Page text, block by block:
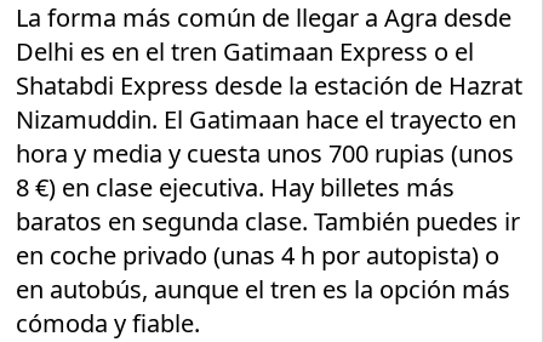
La forma más común de llegar a Agra desde
Delhi es en el tren Gatimaan Express o el
Shatabdi Express desde la estación de Hazrat
Nizamuddin. El Gatimaan hace el trayecto en
hora y media y cuesta unos 700 rupias (unos
8 €) en clase ejecutiva. Hay billetes más
baratos en segunda clase. También puedes ir
en coche privado (unas 4 h por autopista) o
en autobús, aunque el tren es la opción más
cómoda y fiable.